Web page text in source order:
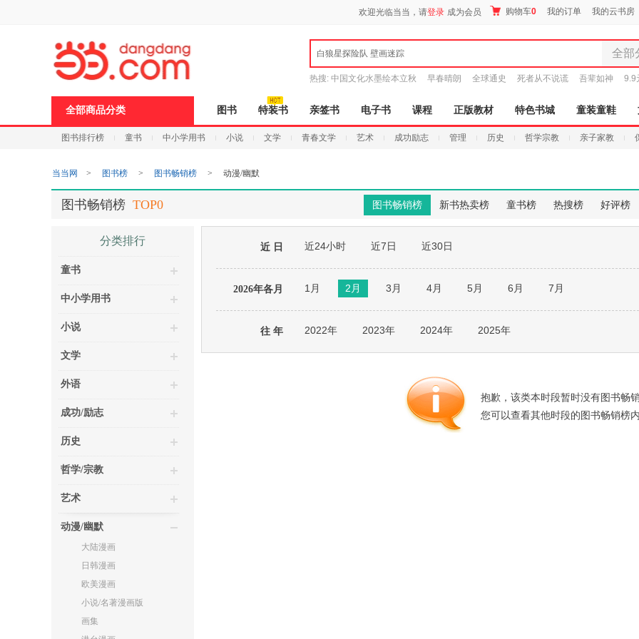
页
欢迎光临当当，请登录 成为会员 购物车0 我的订单 我的云书房
白狼星探险队 壁画迷踪 全部
全部
图书
电子书
音像
玩具
孕婴
食品
手机
热搜: 中国文化水墨绘本立秋 早春晴朗 全球通史 死者从不说谎 吾辈如神 9.9
全部商品分类 图书 特装书 亲签书 电子书 课程 正版教材 特色书城 童装童鞋
图书排行榜 童书 中小学用书 小说 文学 青春文学 艺术 成功励志 管理 历史 哲学宗教 亲子家教
当当网 > 图书榜 > 图书畅销榜 > 动漫/幽默
图书畅销榜 新书热卖榜 童书榜 热搜榜 好评榜
图书畅销榜 TOP0
分类排行
童书
中小学用书
小说
文学
外语
成功/励志
历史
哲学/宗教
艺术
动漫/幽默
大陆漫画
日韩漫画
欧美漫画
小说/名著漫画版
画集
近 日 近24小时 近7日 近30日
2026年各月 1月 2月 3月 4月 5月 6月 7月
往 年 2022年 2023年 2024年 2025年
抱歉，该类本时段暂时没有图书畅销
您可以查看其他时段的图书畅销榜内